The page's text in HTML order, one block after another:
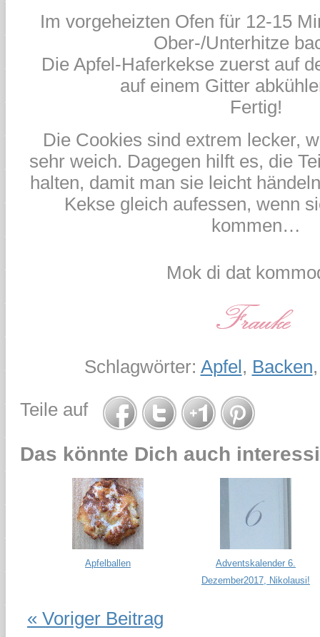
Im vorgeheizten Ofen für 12-15
Ober-/Unterhitze
Die Apfel-Haferkekse zuerst auf
auf einem Gitter
Fertig!
Die Cookies sind extrem lecker,
sehr weich. Dagegen hilft es, die
halten, damit man sie leicht
Kekse gleich aufessen, wenn
kommen…
Mok di dat
Schlagwörter: Apfel, Backen
Teile auf
Das könnte Dich auch
Apfelballen
Adventskalender 6.
Dezember2017, Nikolausi!
« Voriger Beitrag